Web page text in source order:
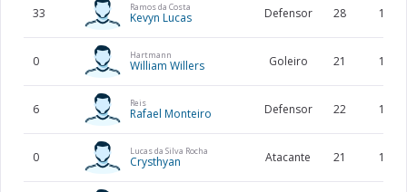
33 Ramos da Costa
Kevyn Lucas Defensor 28 178
0 Hartmann
William Willers Goleiro 21 193
6 Reis
Rafael Monteiro Defensor 22 173
0 Lucas da Silva Rocha
Crysthyan Atacante 21 190